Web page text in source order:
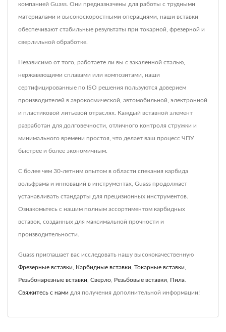
компанией Guass. Они предназначены для работы с трудными
материалами и высокоскоростными операциями, наши вставки
обеспечивают стабильные результаты при токарной, фрезерной и
сверлильной обработке.
Независимо от того, работаете ли вы с закаленной сталью,
нержавеющими сплавами или композитами, наши
сертифицированные по ISO решения пользуются доверием
производителей в аэрокосмической, автомобильной, электронной
и пластиковой литьевой отраслях. Каждый вставной элемент
разработан для долговечности, отличного контроля стружки и
минимального времени простоя, что делает ваш процесс ЧПУ
быстрее и более экономичным.
С более чем 30-летним опытом в области спекания карбида
вольфрама и инноваций в инструментах, Guass продолжает
устанавливать стандарты для прецизионных инструментов.
Ознакомьтесь с нашим полным ассортиментом карбидных
вставок, созданных для максимальной прочности и
производительности.
Guass приглашает вас исследовать нашу высококачественную
Фрезерные вставки Карбидные вставки Токарные вставки
Резьбонарезные вставки Сверло Резьбовые вставки Пила
Свяжитесь с нами для получения дополнительной информации!